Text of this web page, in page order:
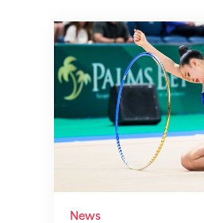
News
Nächster Halt: